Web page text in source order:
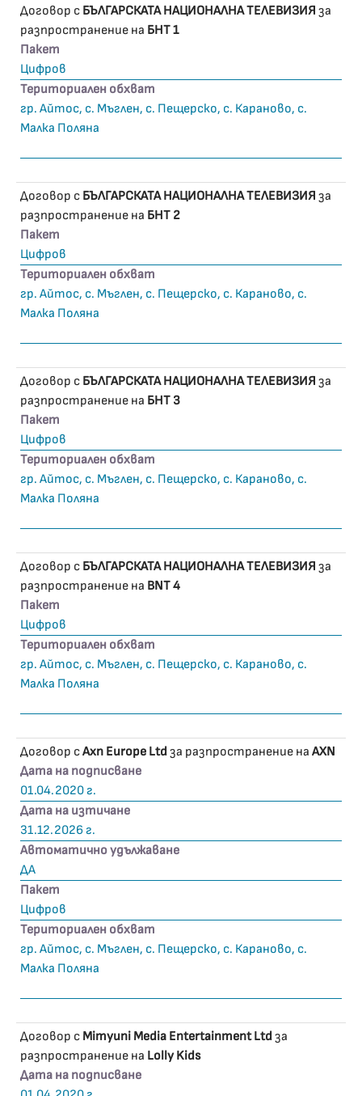
Договор с БЪЛГАРСКАТА НАЦИОНАЛНА ТЕЛЕВИЗИЯ за
разпространение на БНТ 1
Пакет
Цифров
Териториален обхват
гр. Айтос, с. Мъглен, с. Пещерско, с. Караново, с.
Малка Поляна
Договор с БЪЛГАРСКАТА НАЦИОНАЛНА ТЕЛЕВИЗИЯ за
разпространение на БНТ 2
Пакет
Цифров
Териториален обхват
гр. Айтос, с. Мъглен, с. Пещерско, с. Караново, с.
Малка Поляна
Договор с БЪЛГАРСКАТА НАЦИОНАЛНА ТЕЛЕВИЗИЯ за
разпространение на БНТ 3
Пакет
Цифров
Териториален обхват
гр. Айтос, с. Мъглен, с. Пещерско, с. Караново, с.
Малка Поляна
Договор с БЪЛГАРСКАТА НАЦИОНАЛНА ТЕЛЕВИЗИЯ за
разпространение на BNT 4
Пакет
Цифров
Териториален обхват
гр. Айтос, с. Мъглен, с. Пещерско, с. Караново, с.
Малка Поляна
Договор сAxn Europe Ltdза разпространение на AXN
Дата на подписване
01.04.2020 г.
Дата на изтичане
31.12.2026 г.
Автоматично удължаване
ДА
Пакет
Цифров
Териториален обхват
гр. Айтос, с. Мъглен, с. Пещерско, с. Караново, с.
Малка Поляна
Договор с Mimyuni Media Entertainment Ltdза
разпространение на Lolly Kids
Дата на подписване